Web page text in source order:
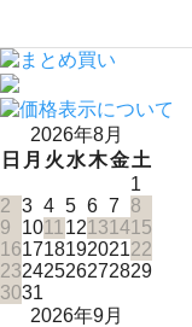
2026年8月
日 月 火 水木金土
1
2 3 4 5 6 7
8
9
1011 12131415
16171819202122
23242526272829
3031
2026年9月